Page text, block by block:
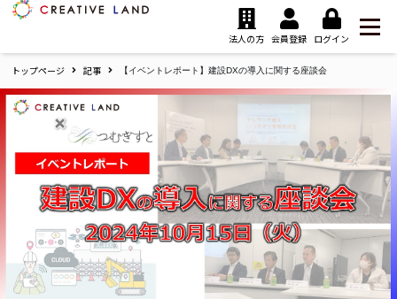
ク
エ
イ
テ
ィ
ラ
法人の方 会員登録 ログイン
トップページ 記事 【イベントレポート】建設DXの導入に関する座談会